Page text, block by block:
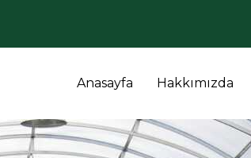
Anasayfa Hakkımızda